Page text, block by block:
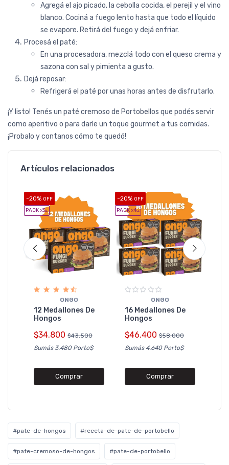
Agregá el ajo picado, la cebolla cocida, el perejil y el vino
blanco. Cociná a fuego lento hasta que todo el líquido
se evapore. Retirá del fuego y dejá enfriar.
Procesá el paté:
En una procesadora, mezclá todo con el queso crema y
sazona con sal y pimienta a gusto.
Dejá reposar:
Refrigerá el paté por unas horas antes de disfrutarlo.
¡Y listo! Tenés un paté cremoso de Portobellos que podés servir
como aperitivo o para darle un toque gourmet a tus comidas.
¡Probalo y contanos cómo te quedó!
Artículos relacionados
-20% OFF
PACK x3u.
ONGO
12 Medallones De
Hongos
$34.800 $43.500
Sumás 3.480 Porto$
Comprar
-20% OFF
PACK x4u.
ONGO
16 Medallones De
Hongos
$46.400 $58.000
Sumás 4.640 Porto$
Comprar
#pate-de-hongos #receta-de-pate-de-portobello
#pate-cremoso-de-hongos #pate-de-portobello